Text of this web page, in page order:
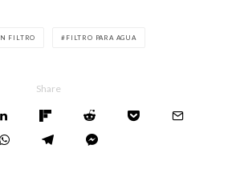
FILTRO FILTRO PARA AGUA
Share